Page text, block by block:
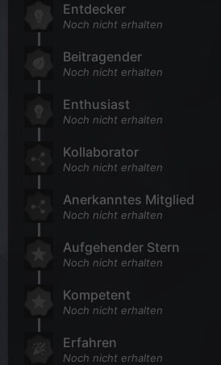
Entdecker
Noch nicht erhalten
Beitragender
Noch nicht erhalten
Enthusiast
Noch nicht erhalten
Kollaborator
Noch nicht erhalten
Anerkanntes Mitglied
Noch nicht erhalten
Aufgehender Stern
Noch nicht erhalten
Kompetent
Noch nicht erhalten
Erfahren
Noch nicht erhalten